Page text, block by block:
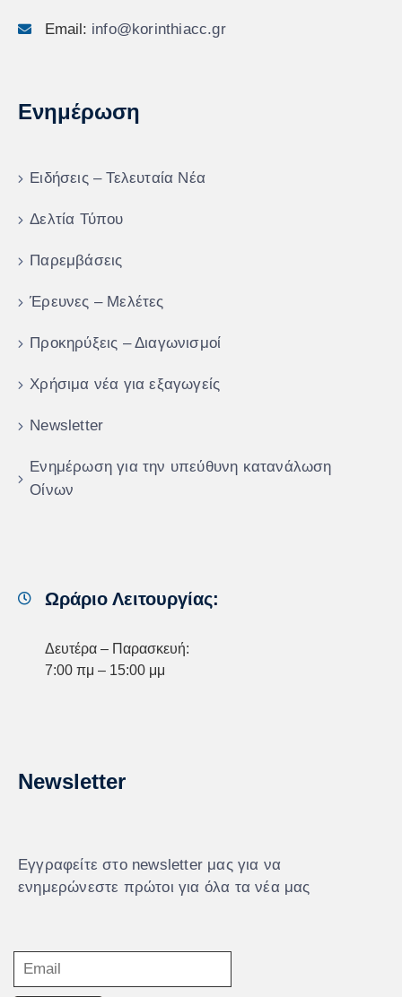
Email: info@korinthiacc.gr
Ενημέρωση
Ειδήσεις – Τελευταία Νέα
Δελτία Τύπου
Παρεμβάσεις
Έρευνες – Μελέτες
Προκηρύξεις – Διαγωνισμοί
Χρήσιμα νέα για εξαγωγείς
Newsletter
Ενημέρωση για την υπεύθυνη κατανάλωση
Οίνων
Ωράριο Λειτουργίας:
Δευτέρα – Παρασκευή:
7:00 πμ – 15:00 μμ
Newsletter
Εγγραφείτε στο newsletter μας για να
ενημερώνεστε πρώτοι για όλα τα νέα μας